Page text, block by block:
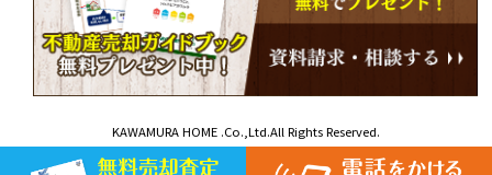
KAWAMURA HOME .Co.,Ltd.All Rights Reserved.